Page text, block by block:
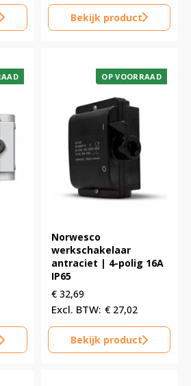
Bekijk product
OP VOORRAAD
Norwesco
werkschakelaar
antraciet | 4-polig 16A
IP65
€ 32,69
€ 27,02
Bekijk product